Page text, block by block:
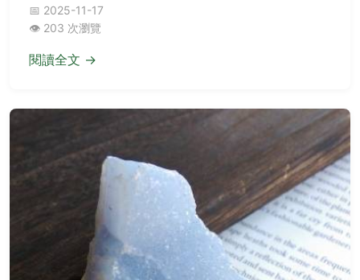
和常見問題解答。內容涵蓋琴酒的起源、不同類型的
區別、實用調酒步驟，以及如何在台灣選購高品質琴
酒，幫助你從入門到精通。
📅 2025-11-17
👁️ 203 次瀏覽
閱讀全文 →